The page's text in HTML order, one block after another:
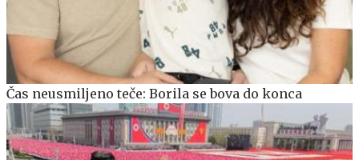
Čas neusmiljeno teče: Borila se bova do konca